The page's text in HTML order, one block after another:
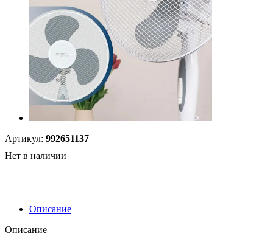
Артикул: 992651137
Нет в наличии
Описание
Описание